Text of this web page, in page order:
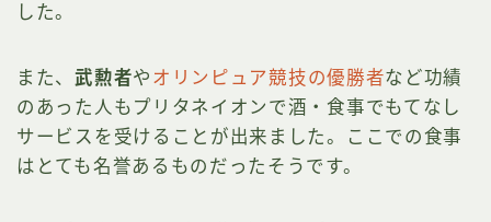
した。
また、武勲者や オリンピュア競技の優勝者など功績
のあった人もプリタネイオンで酒・食事でもてなし
サービスを受けることが出来ました。ここでの食事
はとても名誉あるものだったそうです。